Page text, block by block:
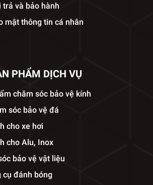
trả và bảo hành
mật thông tin cá nhân
PHẨM DỊCH VỤ
chăm sóc bảo vệ kính
sóc bảo vệ đá
cho xe hơi
cho Alu, Inox
bảo vệ vật liệu
cụ đánh bóng